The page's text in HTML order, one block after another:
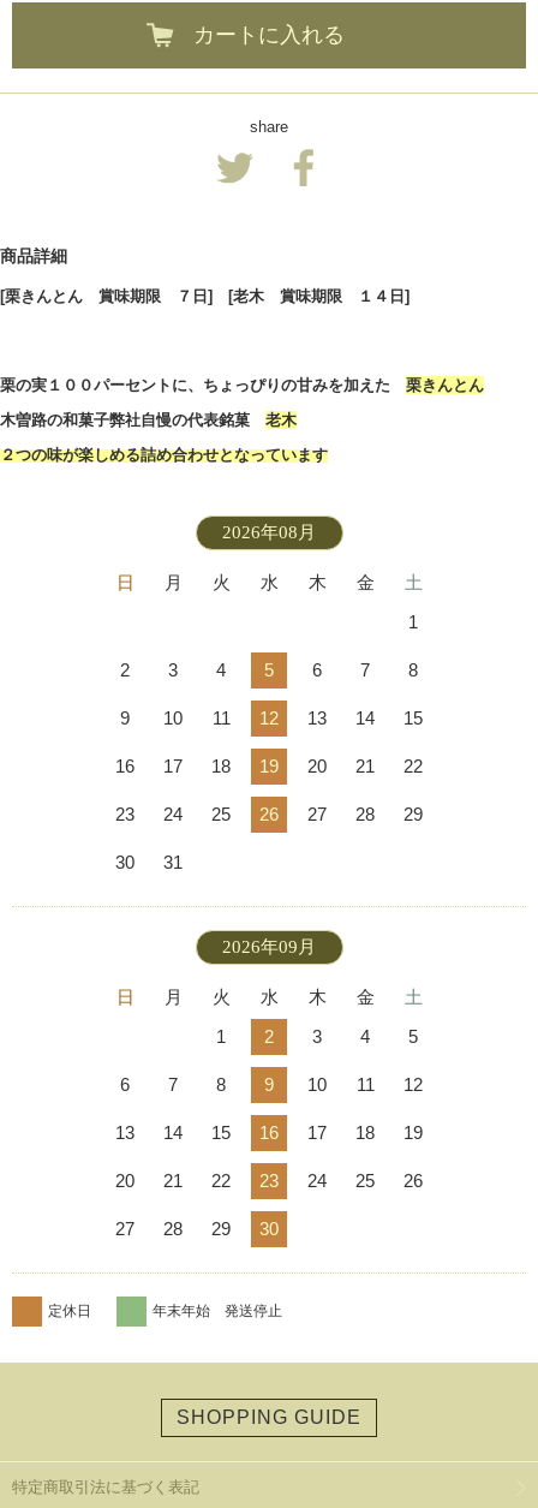
カートに入れる
share
商品詳細
[栗きんとん 賞味期限 ７日] [老木 賞味期限 １４日]
栗の実１００パーセントに、ちょっぴりの甘みを加えた 栗きんとん
木曽路の和菓子弊社自慢の代表銘菓 老木
２つの味が楽しめる詰め合わせとなっています
2026年08月
日 月 火 水 木 金
土
1
2 3 4 5 6 7 8
9 10 11 12 13 14 15
16 17 18 19 20 21 22
23 24 25 26 27 28 29
30 31
2026年09月
日 月 火 水 木 金
土
1
2 3 4 5
6 7 8 9 10 11 12
13 14 15 16 17 18 19
20 21 22 23 24 25 26
27 28 29 30
定休日 年末年始 発送停止
SHOPPING GUIDE
特定商取引法に基づく表記